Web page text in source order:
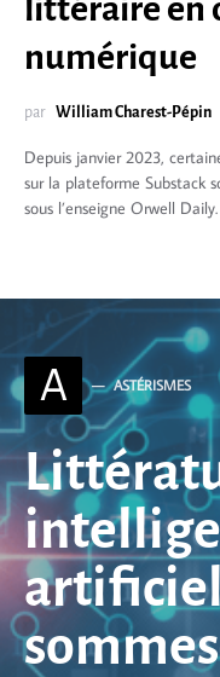
littéraire en
numérique
par William Charest-Pépin
Depuis janvier 2023,
sur la plateforme Substack
sous l’enseigne Orwell Daily.
A ASTÉRISMES